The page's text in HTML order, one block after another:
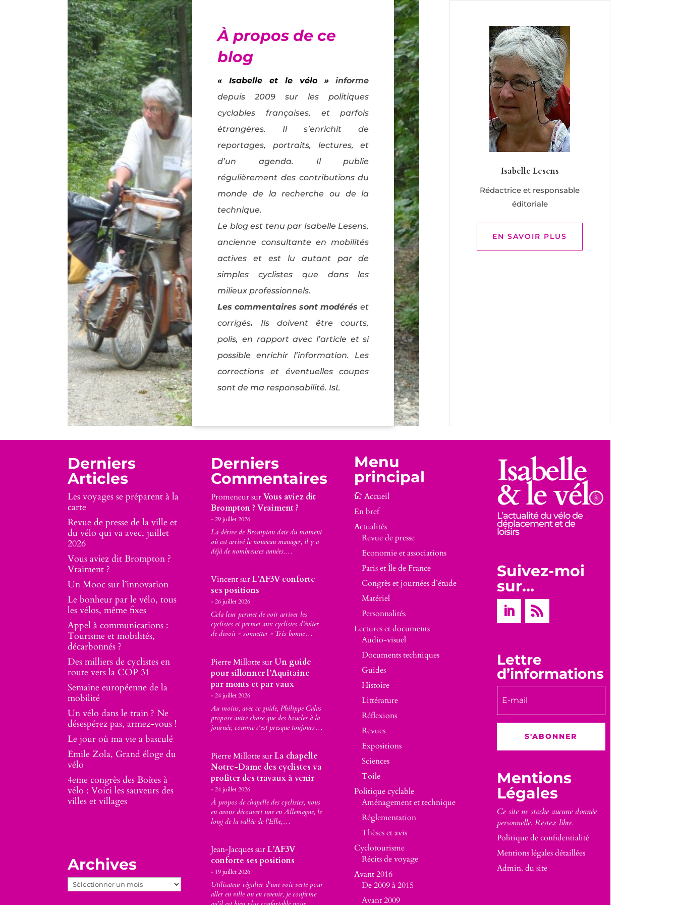
À propos de ce
blog
« Isabelle et le vélo »informe
depuis 2009 sur les politiques
cyclables françaises, et parfois
étrangères. Il s’enrichit de
reportages, portraits, lectures, et
d’un agenda. Il publie
régulièrement des contributions du
monde de la recherche ou de la
technique.
Le blog est tenu par Isabelle Lesens,
ancienne consultante en mobilités
actives et est lu autant par de
simples cyclistes que dans les
milieux professionnels.
Les commentaires sont modéréset
corrigés. Ils doivent être courts,
polis, en rapport avec l’article et si
possible enrichir l’information. Les
corrections et éventuelles coupes
sont de ma responsabilité. IsL
Isabelle Lesens
Rédactrice et responsable
éditoriale
EN SAVOIR PLUS
Derniers
Articles
Les voyages se préparent à la
carte
Revue de presse de la ville et
du vélo qui va avec, juillet
2026
Vous aviez dit Brompton ?
Vraiment ?
Un Mooc sur l’innovation
Le bonheur par le vélo, tous
les vélos, même fixes
Appel à communications :
Tourisme et mobilités,
décarbonnés ?
Des milliers de cyclistes en
route vers la COP 31
Semaine européenne de la
mobilité
Un vélo dans le train ? Ne
désespérez pas, armez-vous !
Le jour où ma vie a basculé
Emile Zola, Grand éloge du
vélo
4eme congrès des Boîtes à
vélo : Voici les sauveurs des
villes et villages
Archives
Archives
Derniers
Commentaires
PromeneursurVous aviez dit
Brompton ? Vraiment ?
29 juillet 2026
La dérive de Brompton date du moment
où est arrivé le nouveau manager, il y a
déjà de nombreuses années.…
VincentsurL’AF3V conforte
ses positions
26 juillet 2026
Cela leur permet de voir arriver les
cyclistes et permet aux cyclistes d’éviter
de devoir « sonnetter » Très bonne…
Pierre MillottesurUn guide
pour sillonner l’Aquitaine
par monts et par vaux
24 juillet 2026
Au moins, avec ce guide, Philippe Calas
propose autre chose que des boucles à la
journée, comme c'est presque toujours…
Pierre MillottesurLa chapelle
Notre-Dame des cyclistes va
profiter des travaux à venir
24 juillet 2026
À propos de chapelle des cyclistes, nous
en avons découvert une en Allemagne, le
long de la vallée de l'Elbe,…
Jean-JacquessurL’AF3V
conforte ses positions
19 juillet 2026
Utilisateur régulier d'une voie verte pour
aller en ville ou en revenir, je confirme
Menu
principal
En bref
Actualités
Revue de presse
Economie et associations
Paris et Île de France
Congrès et journées d’étude
Matériel
Personnalités
Lectures et documents
Audio-visuel
Documents techniques
Guides
Histoire
Littérature
Réflexions
Revues
Expositions
Sciences
Toile
Politique cyclable
Aménagement et technique
Réglementation
Thèses et avis
Cyclotourisme
Récits de voyage
Avant 2016
De 2009 à 2015
Avant 2009
L’actualité du vélo de
déplacement et de
loisirs
Suivez-moi
sur…
Lettre
d’informations
S'ABONNER
Mentions
Légales
Ce site ne stocke aucune donnée
personnelle. Restez libre.
Politique de confidentialité
Mentions légales détaillées
Admin. du site